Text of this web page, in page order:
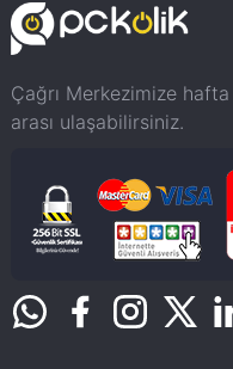
Çağrı Merkezimize
arası ulaşabilirsiniz.